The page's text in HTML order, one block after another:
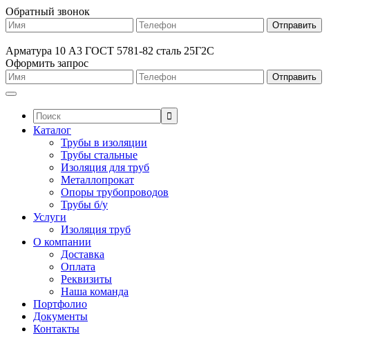
Обратный звонок
Арматура 10 А3 ГОСТ 5781-82 сталь 25Г2С
Оформить запрос
Поиск:
Каталог
Трубы в изоляции
Трубы стальные
Изоляция для труб
Металлопрокат
Опоры трубопроводов
Трубы б/у
Услуги
Изоляция труб
О компании
Доставка
Оплата
Реквизиты
Наша команда
Портфолио
Документы
Контакты